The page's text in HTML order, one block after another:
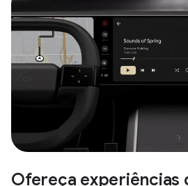
Ofereça experiências